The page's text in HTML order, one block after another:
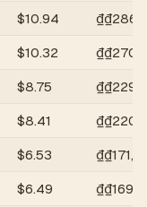
$10.94 ₫
$10.32 ₫
$8.75 ₫
$8.41 ₫
$6.53 ₫
$6.49 ₫